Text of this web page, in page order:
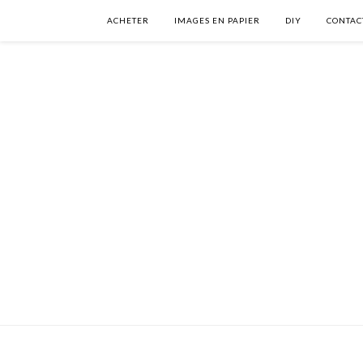
ACHETER IMAGES EN PAPIER DIY